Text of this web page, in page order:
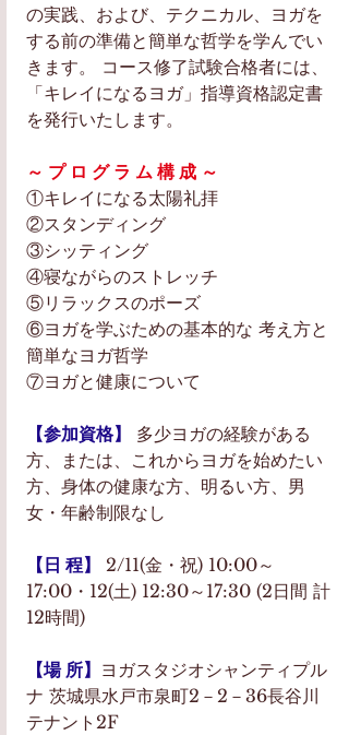
の実践、および、テクニカル、ヨガを
する前の準備と簡単な哲学を学んでい
きます。 コース修了試験合格者には、
「キレイになるヨガ」指導資格認定書
を発行いたします。
～ プ ロ グ ラ ム 構 成 ～
①キレイになる太陽礼拝
②スタンディング
③シッティング
④寝ながらのストレッチ
⑤リラックスのポーズ
⑥ヨガを学ぶための基本的な 考え方と
簡単なヨガ哲学
⑦ヨガと健康について
【参加資格】
多少ヨガの経験がある
方、または、これからヨガを始めたい
方、身体の健康な方、明るい方、男
女・年齢制限なし
【日 程】
2/11(金・祝) 10:00～
17:00・12(土) 12:30～17:30 (2日間 計
12時間)
【場 所】 ヨガスタジオシャンティプル
ナ 茨城県水戸市泉町2－2－36長谷川
テナント2F